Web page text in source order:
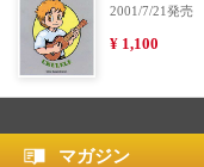
2001/7/21発売
¥ 1,100
マガジン